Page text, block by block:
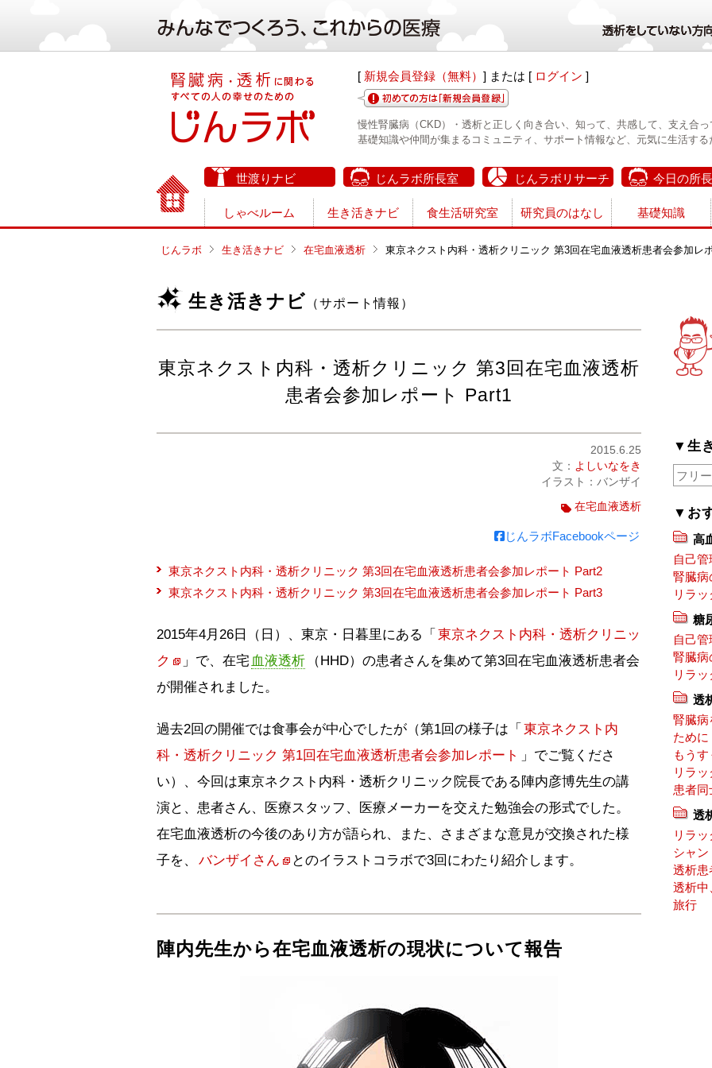
[ 新規会員登録（無料） ] または [ ログイン ]
慢性腎臓病（CKD）・透析と正しく向き合い、知って、共感して、支え合
基礎知識や仲間が集まるコミュニティ、サポート情報など、元気に生活す
世渡りナビ じんラボ所長室 じんラボリサーチ 今日の所長
しゃべルーム 生き活きナビ 食生活研究室 研究員のはなし 基礎知識
じんラボ 生き活きナビ 在宅血液透析 東京ネクスト内科・透析クリニック 第3回在宅血液透析患者会参加レ
生き活きナビ （サポート情報）
東京ネクスト内科・透析クリニック 第3回在宅血液透析
患者会参加レポート Part1
2015.6.25
文： よしいなをき
イラスト：バンザイ
在宅血液透析
じんラボFacebookページ
東京ネクスト内科・透析クリニック 第3回在宅血液透析患者会参加レポート Part2
東京ネクスト内科・透析クリニック 第3回在宅血液透析患者会参加レポート Part3
2015年4月26日（日）、東京・日暮里にある「 東京ネクスト内科・透析クリニッ
ク
」で、在宅 血液透析
（HHD）の患者さんを集めて第3回在宅血液透析患者会
が開催されました。
過去2回の開催では食事会が中心でしたが（第1回の様子は「 東京ネクスト内
科・透析クリニック 第1回在宅血液透析患者会参加レポート
」でご覧くださ
い）、今回は東京ネクスト内科・透析クリニック院長である陣内彦博先生の講
演と、患者さん、医療スタッフ、医療メーカーを交えた勉強会の形式でした。
在宅血液透析の今後のあり方が語られ、また、さまざまな意見が交換された様
子を、
バンザイさん とのイラストコラボで3回にわたり紹介します。
陣内先生から在宅血液透析の現状について報告
▼生
▼お
高
自己
腎臓病
リラ
糖
自己
腎臓病
リラ
透
腎臓病
ために
もう
リラ
患者
透
リラ
シャ
透析患
透析中
旅行